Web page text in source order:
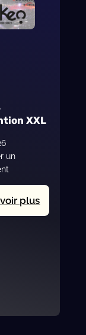
XXL
un
plus:
AKEO